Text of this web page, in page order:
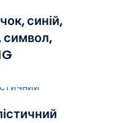
синій,
символ,